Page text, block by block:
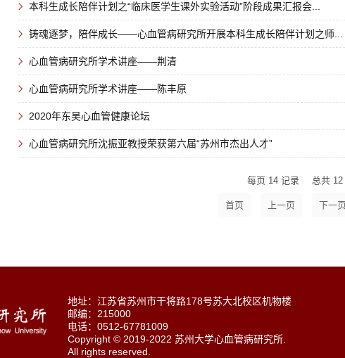
本科生成长陪伴计划之“临床医学生课外实验活动”阶段成果汇报会...
铸魂逐梦，陪伴成长——心血管病研究所开展本科生成长陪伴计划之师...
心血管病研究所学术讲座——荆清
心血管病研究所学术讲座——陈丰原
2020年东吴心血管健康论坛
心血管病研究所沈振亚教授荣获第六届“苏州市杰出人才”
每页 14 记录 总共 12
地址：江苏省苏州市干将路178号苏大北校区机物楼
邮编：215000
电话：0512-67781009
Copyright © 2019-2022 苏州大学心血管病研究所.
All rights reserved.